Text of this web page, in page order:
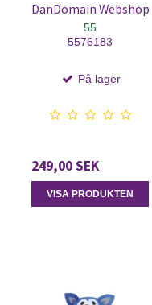
DanDomain Webshop
55
5576183
På lager
249,00 SEK
VISA PRODUKTEN